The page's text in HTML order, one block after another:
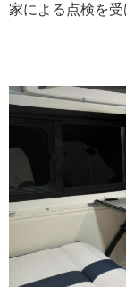
家による点検を受